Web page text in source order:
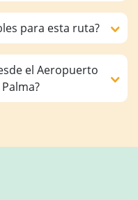
para esta ruta?
el Aeropuerto